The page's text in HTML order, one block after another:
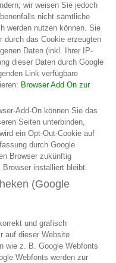
wir weisen Sie jedoch
nicht sämtliche
werden nutzen können. Sie
durch das Cookie erzeugten
Daten (inkl. Ihrer IP-
dieser Daten durch Google
Link verfügbare
Browser Add On zur
Add-On können Sie das
Seiten unterbinden,
ein Opt-Out-Cookie auf
durch Google
Browser zukünftig
installiert bleibt.
(Google
und grafisch
auf dieser Website
wie z. B. Google Webfonts
Webfonts werden zur